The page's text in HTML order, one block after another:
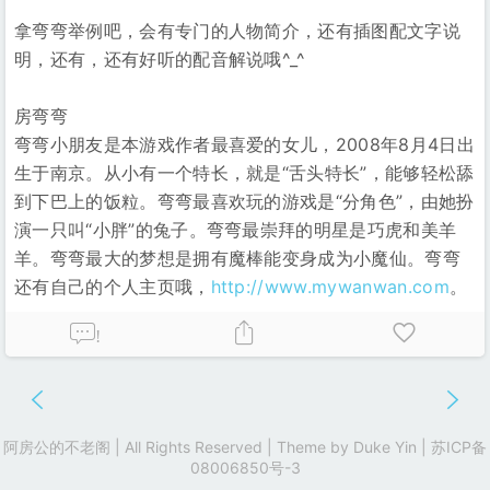
拿弯弯举例吧，会有专门的人物简介，还有插图配文字说
明，还有，还有好听的配音解说哦^_^
房弯弯
弯弯小朋友是本游戏作者最喜爱的女儿，2008年8月4日出
生于南京。从小有一个特长，就是“舌头特长”，能够轻松舔
到下巴上的饭粒。弯弯最喜欢玩的游戏是“分角色”，由她扮
演一只叫“小胖”的兔子。弯弯最崇拜的明星是巧虎和美羊
羊。弯弯最大的梦想是拥有魔棒能变身成为小魔仙。弯弯
还有自己的个人主页哦， http://www.mywanwan.com。
!
阿房公的不老阁 | All Rights Reserved | Theme by Duke Yin
苏ICP备
08006850号-3